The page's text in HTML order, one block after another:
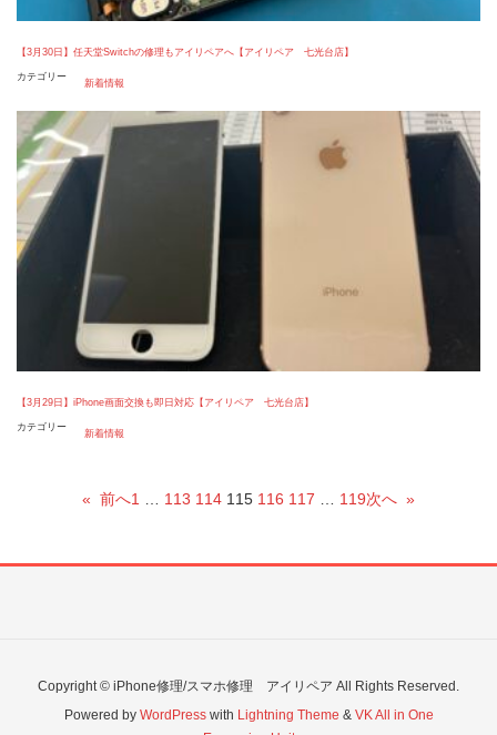
【3月30日】任天堂Switchの修理もアイリペアへ【アイリペア 七光台店】
カテゴリー
新着情報
【3月29日】iPhone画面交換も即日対応【アイリペア 七光台店】
カテゴリー
新着情報
« 前へ1 … 113 114 115 116 117 … 119次へ »
Copyright © iPhone修理/スマホ修理 アイリペア All Rights Reserved.
Powered by WordPresswith Lightning Theme & VK All in One